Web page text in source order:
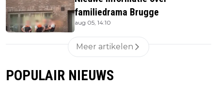
familiedrama Brugge
aug 05, 14:10
Meer artikelen
POPULAIR NIEUWS